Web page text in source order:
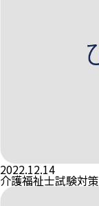
2022.12.14
介護福祉士試験対